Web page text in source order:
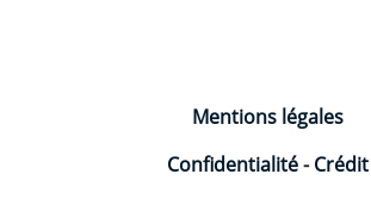
Mentions légales
Confidentialité-Crédit